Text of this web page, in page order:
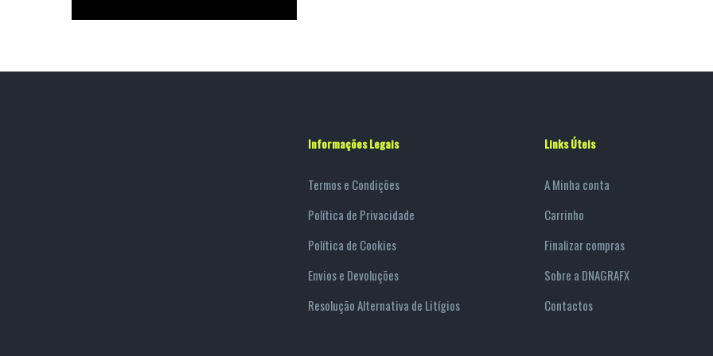
Informações Legais
Termos e Condições
Política de Privacidade
Política de Cookies
Envios e Devoluções
Resolução Alternativa de Litígios
Links Úteis
A Minha conta
Carrinho
Finalizar compras
Sobre a DNAGRAFX
Contactos